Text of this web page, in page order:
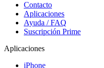
Contacto
Aplicaciones
Ayuda / FAQ
Suscripción Prime
Aplicaciones
iPhone